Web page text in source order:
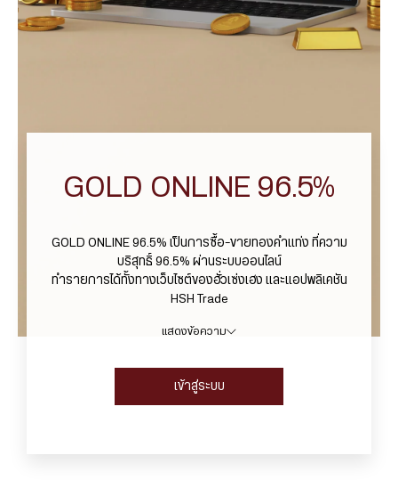
GOLD ONLINE 96.5%
GOLD ONLINE 96.5% เป็นการซื้อ-ขายทองคำแท่ง ที่ความ
บริสุทธิ์ 96.5% ผ่านระบบออนไลน์
ทำรายการได้ทั้งทางเว็บไซต์ของฮั่วเซ่งเฮง และแอปพลิเคชัน
HSH Trade
แสดงข้อความ
เข้าสู่ระบบ